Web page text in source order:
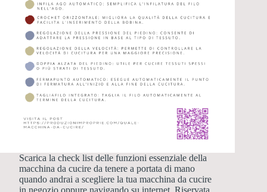
Scarica la check list delle funzioni essenziale della
macchina da cucire da tenere a portata di mano
quando andrai a scegliere la tua macchina da cucire